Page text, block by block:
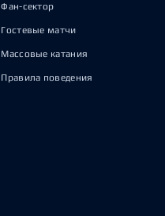
Фан-сектор
Гостевые матчи
Массовые катания
Правила поведения